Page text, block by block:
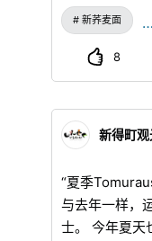
往程：新荞麦
发 ※电话预约
65-3021 2️⃣“第22届新得新荞麦面节” 配合新得町特产荞
麦面的收获时
月28日 10:00
“Nagomi”前停车场 新得新荞麦面节的真
面】🎵 这次
店，各店将用
长的风味浓郁的“新荞麦
新荞麦面
8
新得町
“夏季Tomuraushi
与去年一样，
士。 今年夏天